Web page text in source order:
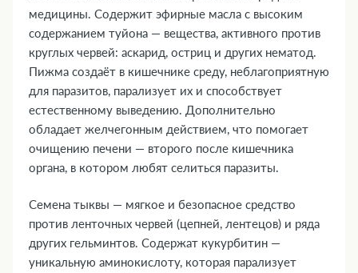
медицины. Содержит эфирные масла с высоким
содержанием туйона — вещества, активного против
круглых червей: аскарид, остриц и других нематод.
Пижма создаёт в кишечнике среду, неблагоприятную
для паразитов, парализует их и способствует
естественному выведению. Дополнительно
обладает желчегонным действием, что помогает
очищению печени — второго после кишечника
органа, в котором любят селиться паразиты.
Семена тыквы — мягкое и безопасное средство
против ленточных червей (цепней, лентецов) и ряда
других гельминтов. Содержат кукурбитин —
уникальную аминокислоту, которая парализует